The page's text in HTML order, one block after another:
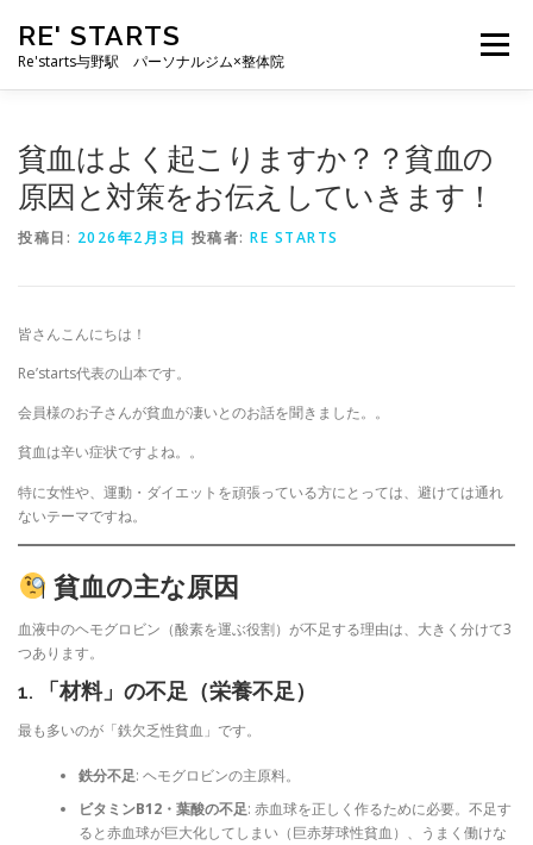
RE' STARTS
Re'starts与野駅 パーソナルジム×整体院
メニュー
貧血はよく起こりますか？？貧血の
原因と対策をお伝えしていきます！
投稿日: 2026年2月3日 投稿者: RE STARTS
皆さんこんにちは！
Re’starts代表の山本です。
会員様のお子さんが貧血が凄いとのお話を聞きました。。
貧血は辛い症状ですよね。。
特に女性や、運動・ダイエットを頑張っている方にとっては、避けては通れ
ないテーマですね。
貧血の主な原因
血液中のヘモグロビン（酸素を運ぶ役割）が不足する理由は、大きく分けて3
つあります。
1. 「材料」の不足（栄養不足）
最も多いのが「鉄欠乏性貧血」です。
鉄分不足: ヘモグロビンの主原料。
ビタミンB12・葉酸の不足: 赤血球を正しく作るために必要。不足す
ると赤血球が巨大化してしまい（巨赤芽球性貧血）、うまく働けな